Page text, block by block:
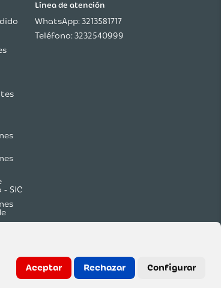
Aceptar Rechazar Configurar
Línea de atención
WhatsApp: 3213581717
Teléfono: 3232540999
SIC